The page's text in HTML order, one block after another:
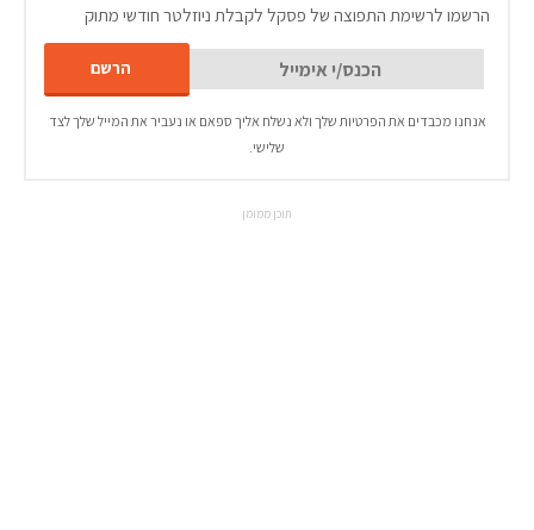
הרשמו לרשימת התפוצה של פסקל לקבלת ניוזלטר חודשי מתוק
אנחנו מכבדים את הפרטיות שלך ולא נשלח אליך ספאם או נעביר את המייל שלך לצד
שלישי.
תוכן ממומן